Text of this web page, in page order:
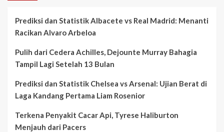
Prediksi dan Statistik Albacete vs Real Madrid: Menanti
Racikan Alvaro Arbeloa
Pulih dari Cedera Achilles, Dejounte Murray Bahagia
Tampil Lagi Setelah 13 Bulan
Prediksi dan Statistik Chelsea vs Arsenal: Ujian Berat di
Laga Kandang Pertama Liam Rosenior
Terkena Penyakit Cacar Api, Tyrese Haliburton
Menjauh dari Pacers